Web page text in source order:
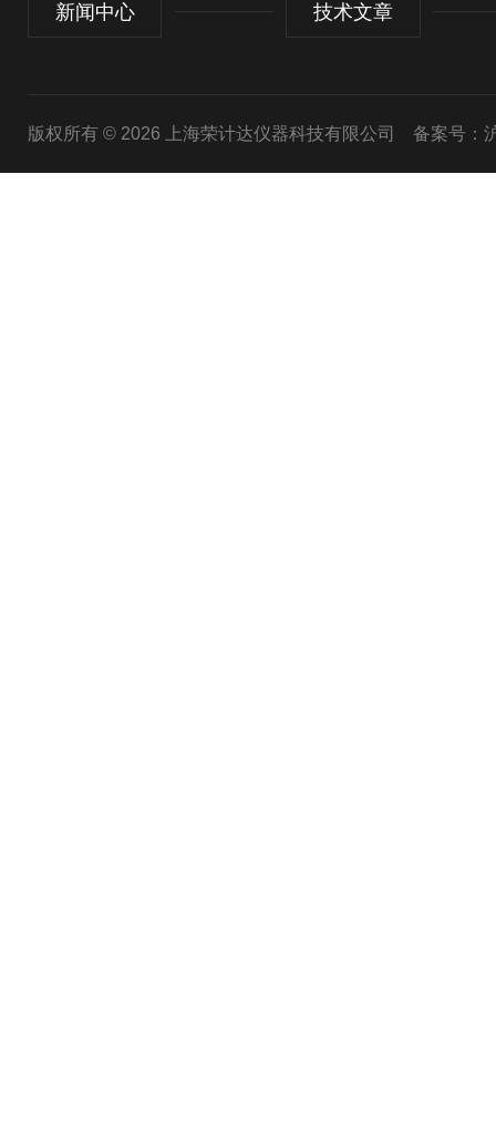
新闻中心 技术文章
版权所有 © 2026 上海荣计达仪器科技有限公司 备案号：